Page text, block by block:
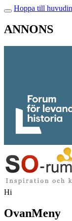
Hoppa till
ANNONS
Hi
OvanMeny